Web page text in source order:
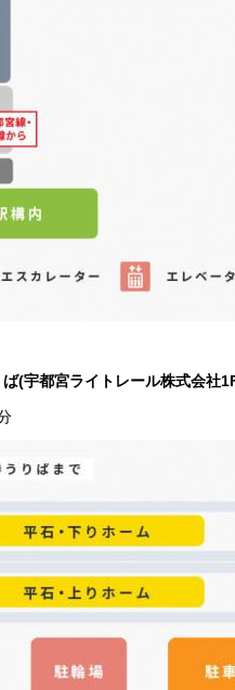
(宇都宮ライトレール株式会社